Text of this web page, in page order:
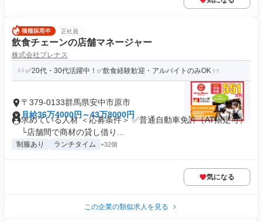
正社員
飲食チェーンの店舗マネージャー
株式会社プレナス
✅20代・30代活躍中！✅飲食経験歓迎・アルバイトのみOK
〒379-0133群馬県安中市原市
月給36万4000円～43万8000円
求めている人材 ＜応募条件＞ ✅普通自動車免許（AT限定可）
└店舗間で商材の貸し借り...
制服あり ランチタイム +32個
気になる
この企業の類似求人を見る